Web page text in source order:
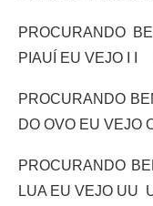
PROCURANDO
PIAUÍ EU VEJO I I I
PROCURANDO
DO OVO EU VEJO
PROCURANDO
LUA EU VEJO UU